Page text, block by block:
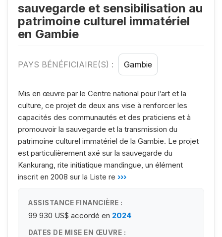
sauvegarde et sensibilisation au
patrimoine culturel immatériel
en Gambie
PAYS BÉNÉFICIAIRE(S) : Gambie
Mis en œuvre par le Centre national pour l’art et la
culture, ce projet de deux ans vise à renforcer les
capacités des communautés et des praticiens et à
promouvoir la sauvegarde et la transmission du
patrimoine culturel immatériel de la Gambie. Le projet
est particulièrement axé sur la sauvegarde du
Kankurang, rite initiatique mandingue, un élément
inscrit en 2008 sur la Liste re ›››
ASSISTANCE FINANCIÈRE :
99 930 US$ accordé en 2024
DATES DE MISE EN ŒUVRE :